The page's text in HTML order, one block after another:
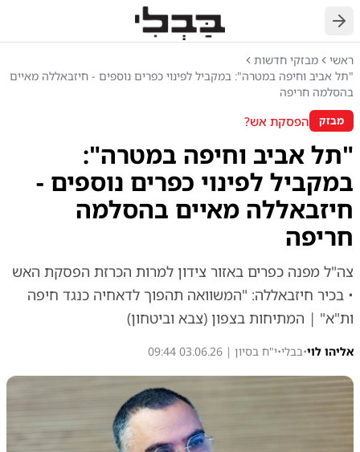
חזרה
ראשי
מבזקי חדשות
"תל אביב וחיפה במטרה": במקביל לפינוי כפרים נוספים - חיזבאללה מאיים
בהסלמה חריפה
מבזק הפסקת אש?
"תל אביב וחיפה במטרה":
במקביל לפינוי כפרים נוספים -
חיזבאללה מאיים בהסלמה
חריפה
צה"ל מפנה כפרים באזור צידון למרות הכרזת הפסקת האש
• בכיר חיזבאללה: "המשוואה תהפוך לדאחיה כנגד חיפה
ות"א" | המתיחות בצפון (צבא וביטחון)
אליהו לוי•בבלי•י"ח בסיון | 03.06.26 09:44